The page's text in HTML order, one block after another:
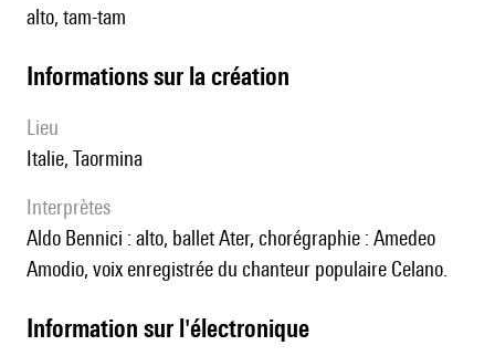
alto, tam-tam
informations sur la création
lieu
Italie, Taormina
interprètes
Aldo Bennici : alto, ballet Ater, chorégraphie : Amedeo
Amodio, voix enregistrée du chanteur populaire Celano.
Information sur l'électronique